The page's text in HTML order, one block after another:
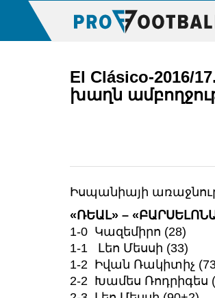
El Clásico-2016/
խաղն
Իսպանիայի
«ՌԵԱԼ» –
1-0 Կազեմիրո (28)
1-1 Լեո Մեսսի (33)
1-2 Իվան Ռակիտիչ
2-2 Խամես Ռոդրիգես